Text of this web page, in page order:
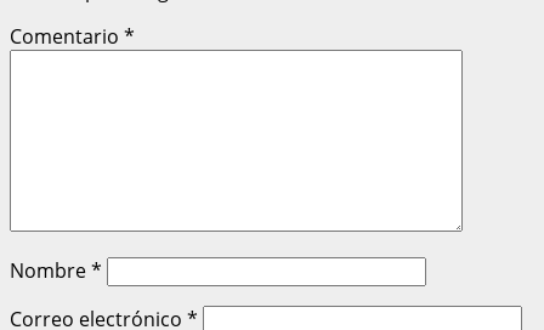
Comentario *
Nombre*
Correo electrónico *